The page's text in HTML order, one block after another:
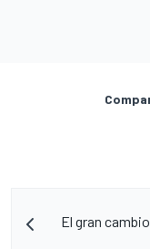
El gran